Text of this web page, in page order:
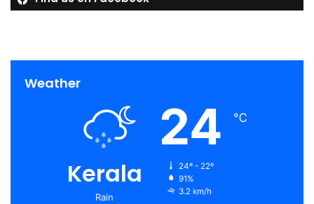
Weather
Kerala
Rain
24 ℃
24º - 22º
91%
3.2 km/h